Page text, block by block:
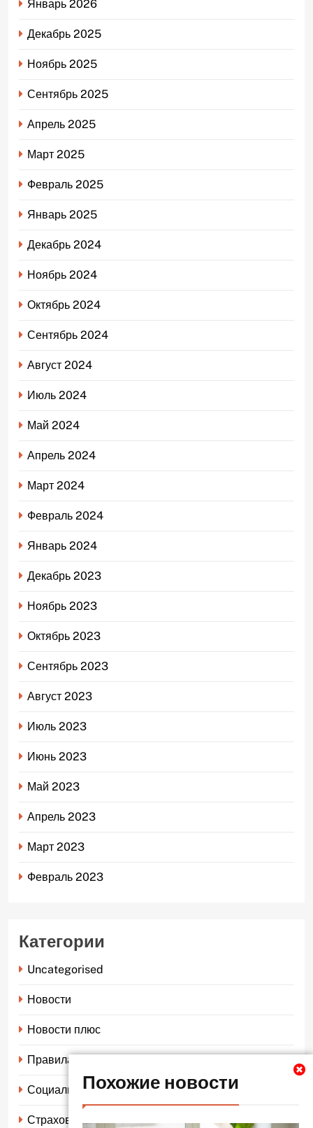
Похожие новости
Январь 2026
Декабрь 2025
Ноябрь 2025
Сентябрь 2025
Апрель 2025
Март 2025
Февраль 2025
Январь 2025
Декабрь 2024
Ноябрь 2024
Октябрь 2024
Сентябрь 2024
Август 2024
Июль 2024
Май 2024
Апрель 2024
Март 2024
Февраль 2024
Январь 2024
Декабрь 2023
Ноябрь 2023
Октябрь 2023
Сентябрь 2023
Август 2023
Июль 2023
Июнь 2023
Май 2023
Апрель 2023
Март 2023
Февраль 2023
Категории
Uncategorised
Новости
Новости плюс
Правила страхования
Социальное страхование
Страхование автомобиля